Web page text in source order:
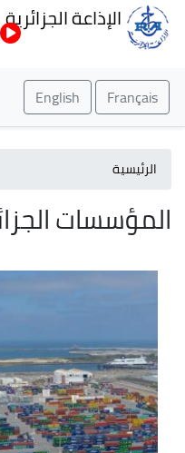
الإذاعة الجزائرية
Français
English
الرئيسية
المؤسسات